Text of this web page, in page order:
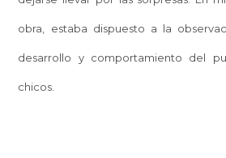
obra, estaba dispuesto a la
desarrollo y comportamiento del
chicos.